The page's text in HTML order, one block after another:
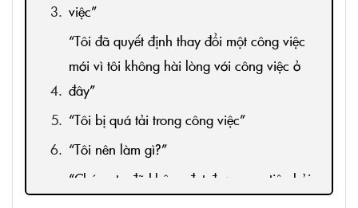
việc”
“Tôi đã quyết định thay đổi một công việc
mới vì tôi không hài lòng với công việc ở
đây”
“Tôi bị quá tải trong công việc”
“Tôi nên làm gì?”
“Chúng ta đã không đạt được mục tiêu bởi